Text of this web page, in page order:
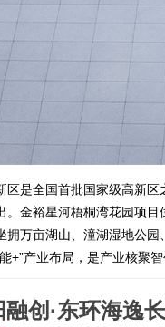
区是全国首批国家级高新
。金裕星河梧桐湾花园项
拥万亩湖山、潼湖湿地公
+”产业布局，是产业核聚
融创·东环海逸